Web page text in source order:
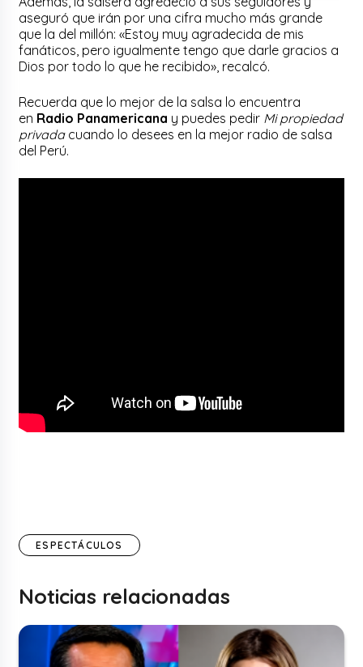
aseguró que irán por una cifra mucho más grande
que la del millón: «Estoy muy agradecida de mis
fanáticos, pero igualmente tengo que darle gracios a
Dios por todo lo que he recibido», recalcó.
Recuerda que lo mejor de la salsa lo encuentra
en Radio Panamericana y puedes pedir Mi propiedad
privada cuando lo desees en la mejor radio de salsa
del Perú.
ESPECTÁCULOS
Noticias relacionadas